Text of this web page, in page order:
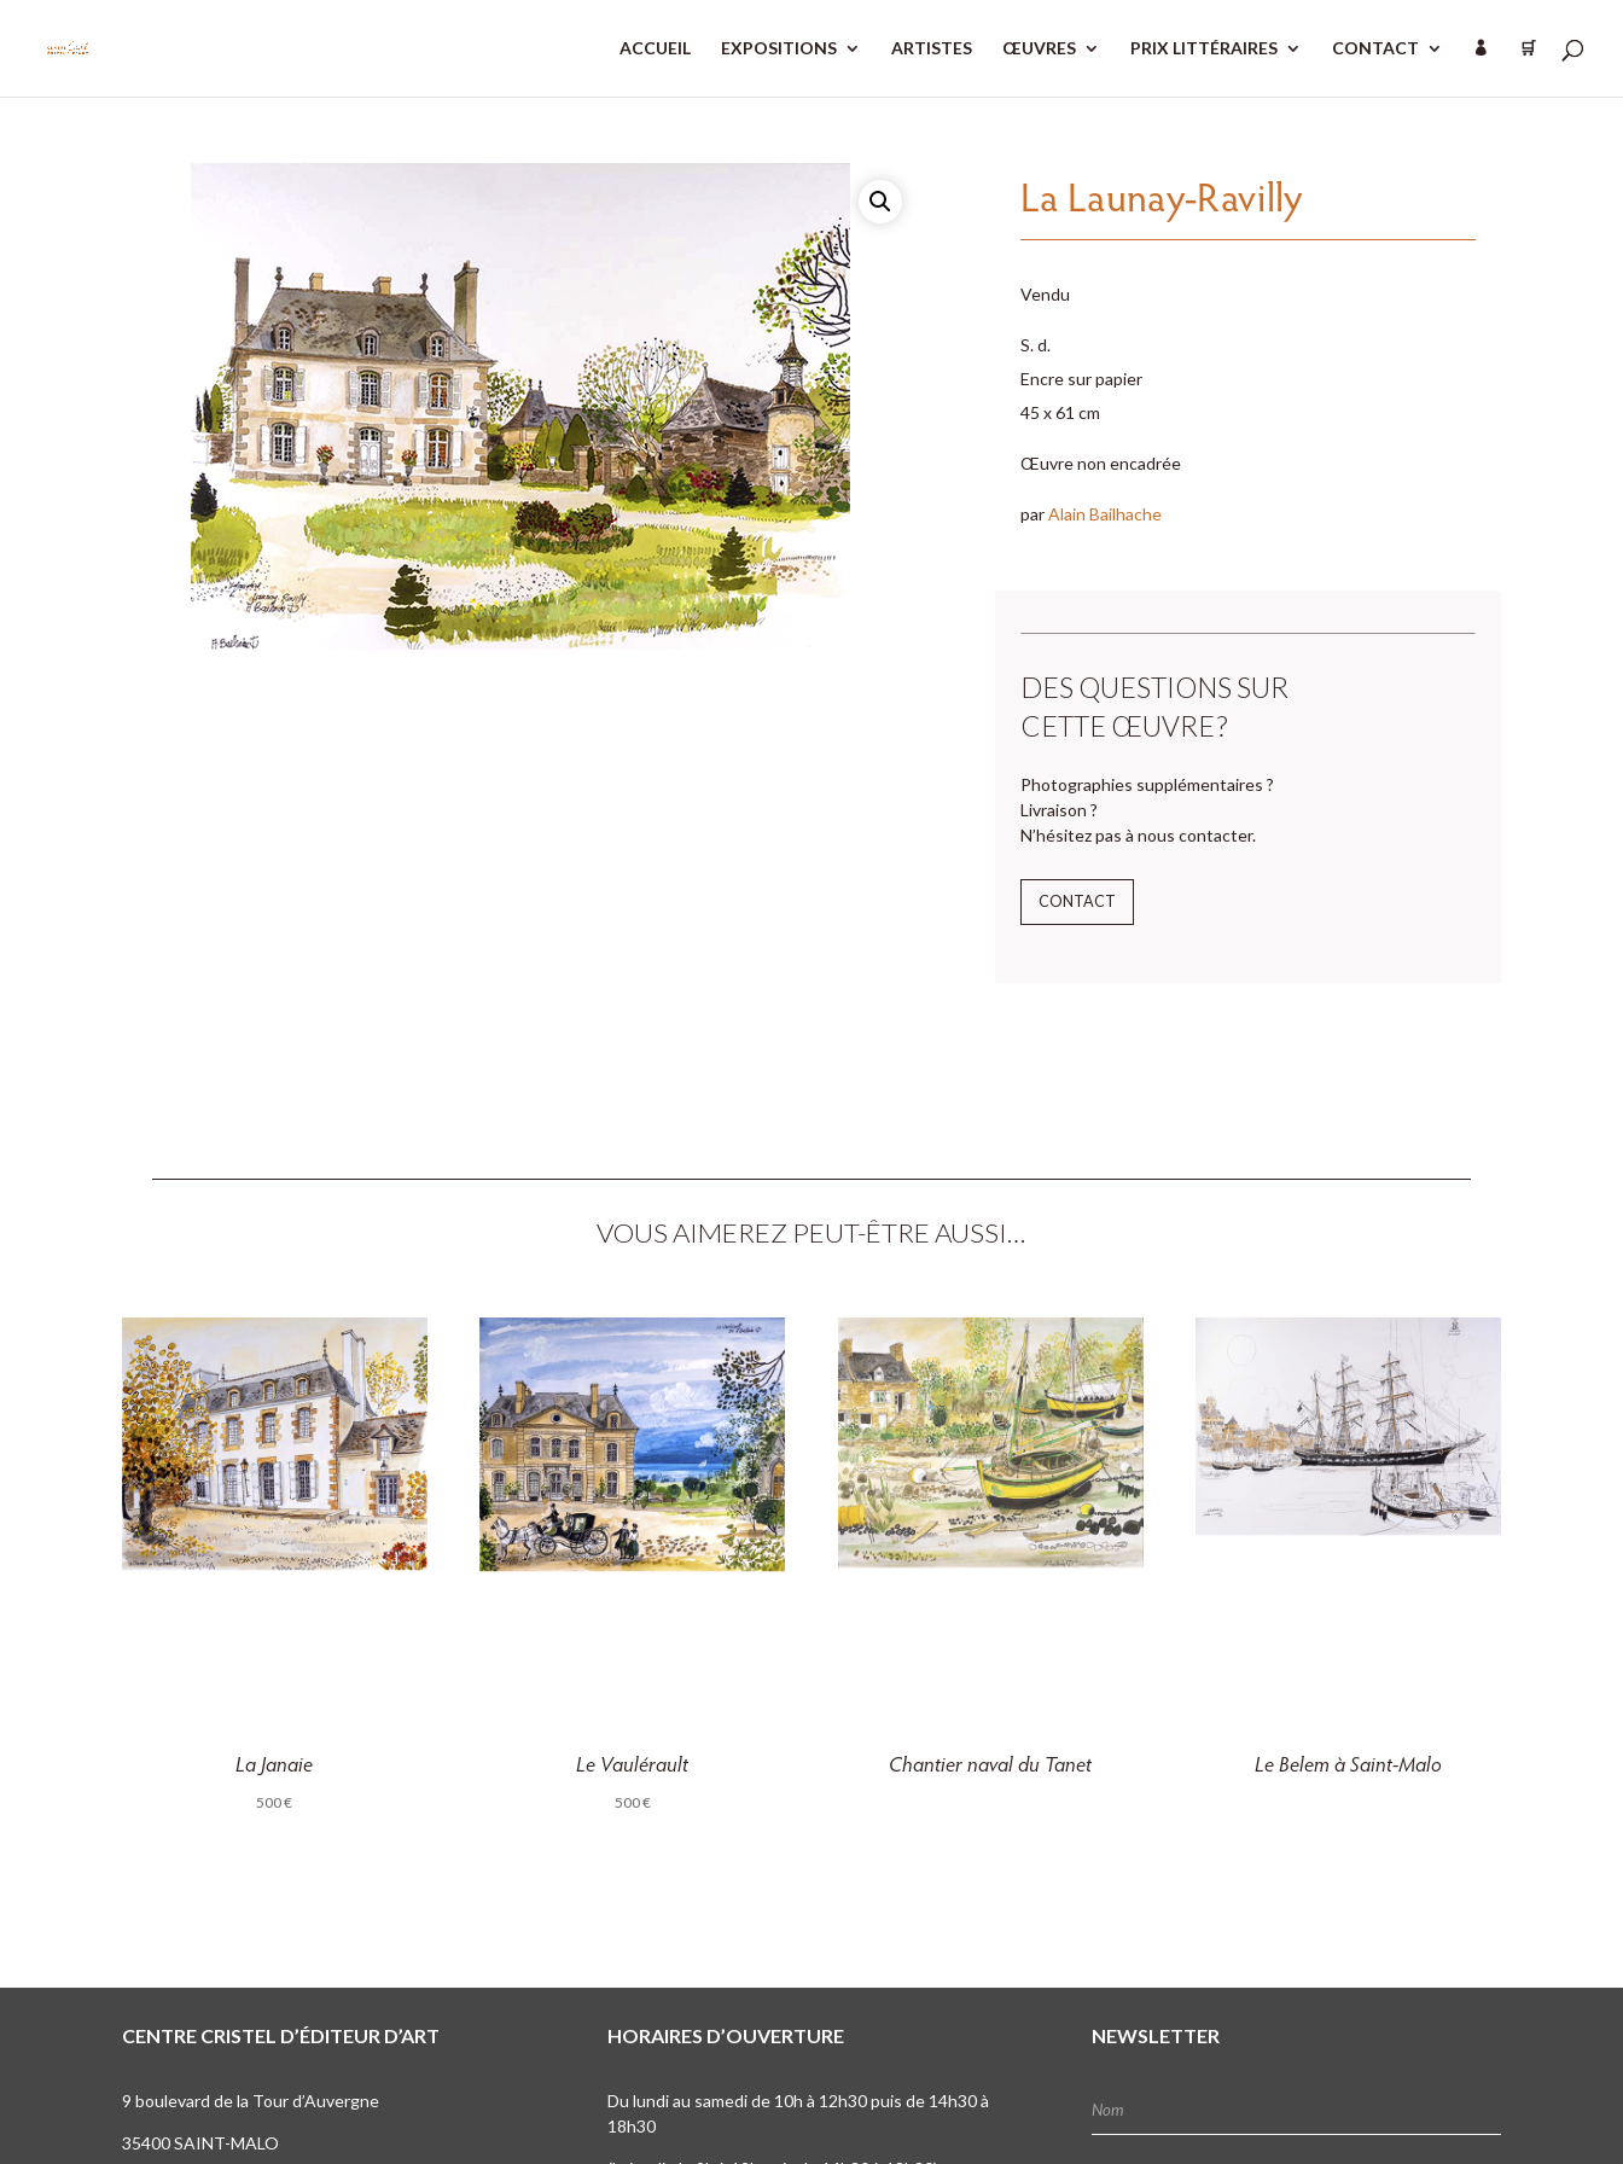
ACCUEIL EXPOSITIONS ARTISTES ŒUVRES PRIX LITTÉRAIRES CONTACT  🛒
La Launay-Ravilly
Vendu
S. d.
Encre sur papier
45 x 61 cm
Œuvre non encadrée
parAlain Bailhache
DES QUESTIONS SUR
CETTE ŒUVRE ?
Photographies supplémentaires ?
Livraison ?
N’hésitez pas à nous contacter.
CONTACT
VOUS AIMEREZ PEUT-ÊTRE AUSSI…
La Janaie
500€
Le Vaulérault
500€
Chantier naval du Tanet LeBelem à Saint-Malo
CENTRE CRISTEL D’ÉDITEUR D’ART
9 boulevard de la Tour d’Auvergne
35400 SAINT-MALO
HORAIRES D’OUVERTURE
Du lundi au samedi de 10h à 12h30 puis de 14h30 à
18h30
NEWSLETTER